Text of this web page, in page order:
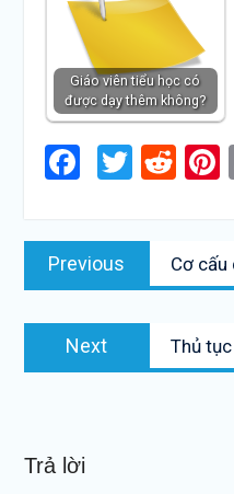
Giáo viên tiểu học có
được dạy thêm không?
Facebook
Điều
hướng
Previous
Previous
post:
Cơ cấu
Next
Next
post:
Thủ
Trả lời